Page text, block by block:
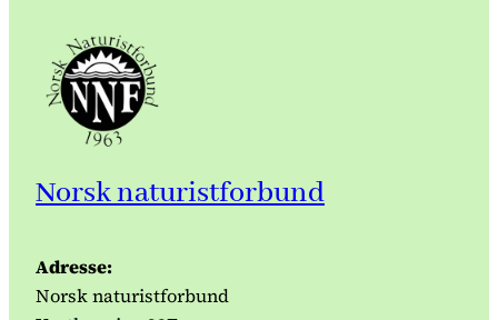
Norsk naturistforbund
Adresse:
Norsk naturistforbund